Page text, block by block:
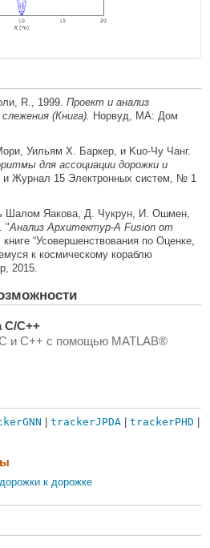
R., 1999. Проект и анализ
(Книга). Норвуд, MA: Дом
Уильям Х. Баркер, и Kuo-Чу Чанг.
для ассоциации дорожки и
и Журнал 15 Электронных систем, № 1
Шалом Яакова, Д. Чукрун, И. Ошмен,
"Анализ Архитектур-A Fusion от
“Усовершенствования по Оценке,
к космическому кораблю
2015.
C/C++
и C++ с помощью MATLAB®
| trackerJPDA | trackerPHD |
к дорожке